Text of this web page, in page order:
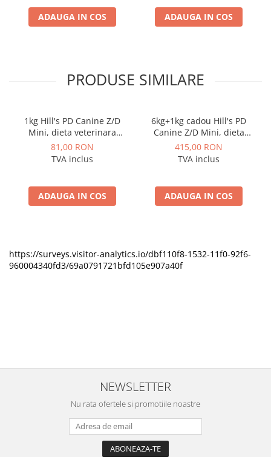
ADAUGA IN COS ADAUGA IN COS
PRODUSE SIMILARE
1kg Hill's PD Canine Z/D
Mini, dieta veterinara
pentru caini cu probleme
dermatologice
81,00 RON
TVA inclus
ADAUGA IN COS
6kg+1kg cadou Hill's PD
Canine Z/D Mini, dieta
veterinara pentru caini cu
probleme dermatologice
415,00 RON
TVA inclus
ADAUGA IN COS
https://surveys.visitor-analytics.io/dbf110f8-1532-11f0-92f6-
960004340fd3/69a0791721bfd105e907a40f
NEWSLETTER
Nu rata ofertele si promotiile noastre